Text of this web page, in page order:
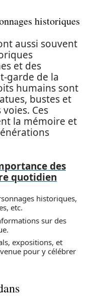
historiques
aussi souvent
et des
garde de la
humains sont
bustes et
Ces
la mémoire et
des
quotidien
historiques,
etc.
sur des
expositions, et
pour y célébrer